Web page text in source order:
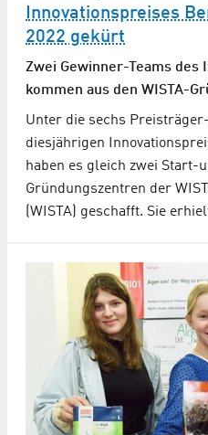
Innovationspreises
2022 gekürt
Zwei Gewinner-Teams des
kommen aus den WISTA-
Unter die sechs
diesjährigen
haben es gleich zwei Start-
Gründungszentren der
(WISTA) geschafft. Sie